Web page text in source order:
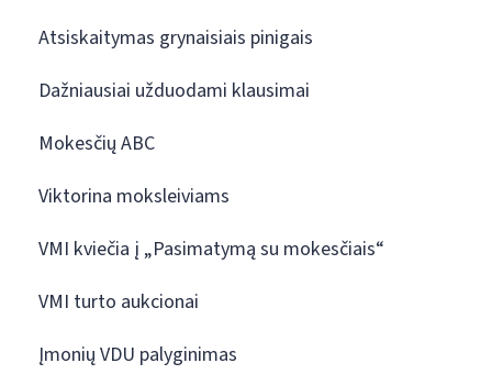
Atsiskaitymas grynaisiais pinigais
Dažniausiai užduodami klausimai
Mokesčių ABC
Viktorina moksleiviams
VMI kviečia į „Pasimatymą su mokesčiais“
VMI turto aukcionai
Įmonių VDU palyginimas